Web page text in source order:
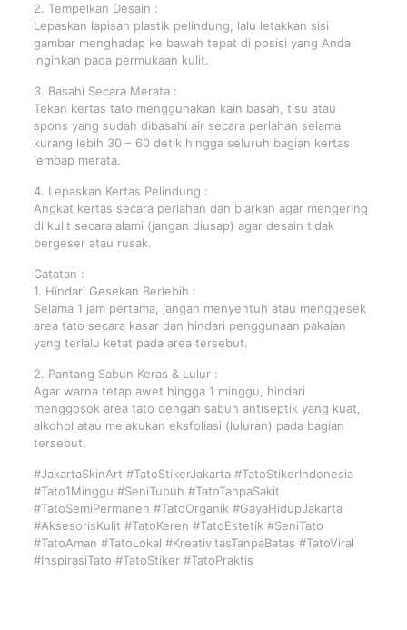
2. Tempelkan Desain :
Lepaskan lapisan plastik pelindung, lalu letakkan sisi
gambar menghadap ke bawah tepat di posisi yang Anda
inginkan pada permukaan kulit.
3. Basahi Secara Merata :
Tekan kertas tato menggunakan kain basah, tisu atau
spons yang sudah dibasahi air secara perlahan selama
kurang lebih 30 – 60 detik hingga seluruh bagian kertas
lembap merata.
4. Lepaskan Kertas Pelindung :
Angkat kertas secara perlahan dan biarkan agar mengering
di kulit secara alami (jangan diusap) agar desain tidak
bergeser atau rusak.
Catatan :
1. Hindari Gesekan Berlebih :
Selama 1 jam pertama, jangan menyentuh atau menggesek
area tato secara kasar dan hindari penggunaan pakaian
yang terlalu ketat pada area tersebut.
2. Pantang Sabun Keras & Lulur :
Agar warna tetap awet hingga 1 minggu, hindari
menggosok area tato dengan sabun antiseptik yang kuat,
alkohol atau melakukan eksfoliasi (luluran) pada bagian
tersebut.
#JakartaSkinArt #TatoStikerJakarta #TatoStikerIndonesia
#Tato1Minggu #SeniTubuh #TatoTanpaSakit
#TatoSemiPermanen #TatoOrganik #GayaHidupJakarta
#AksesorisKulit #TatoKeren #TatoEstetik #SeniTato
#TatoAman #TatoLokal #KreativitasTanpaBatas #TatoViral
#InspirasiTato #TatoStiker #TatoPraktis